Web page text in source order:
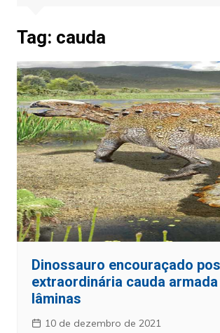
Tag: cauda
Dinossauro encouraçado
extraordinária cauda
lâminas
10 de dezembro de 2021